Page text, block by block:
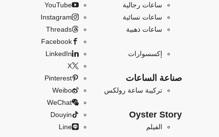
ساعات رجالية
ساعات نسائية
ساعات ذهبية
إكسسوارات
صناعة الساعات
تركيبة ساعة رولكس
Oyster Story
الفيلم
YouTube
Instagram
Threads
Facebook
LinkedIn
X
Pinterest
Weibo
WeChat
Douyin
Line